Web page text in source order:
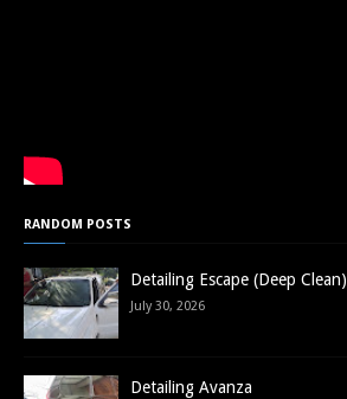
RANDOM POSTS
Detailing Escape (Deep Clean)
July 30, 2026
Detailing Avanza